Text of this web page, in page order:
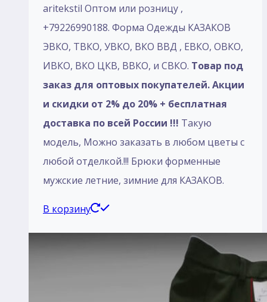
aritekstil Оптом или розницу ,
+79226990188. Форма Одежды КАЗАКОВ
ЭВКО, ТВКО, УВКО, ВКО ВВД , ЕВКО, ОВКО,
ИВКО, ВКО ЦКВ, ВВКО, и СВКО. Товар под
заказ для оптовых покупателей. Акции
и скидки от 2% до 20% + бесплатная
доставка по всей России !!! Такую
модель, Mожно заказать в любом цветы с
любой отделкой.!!! Брюки форменные
мужские летние, зимние для КАЗАКОВ.
В корзину